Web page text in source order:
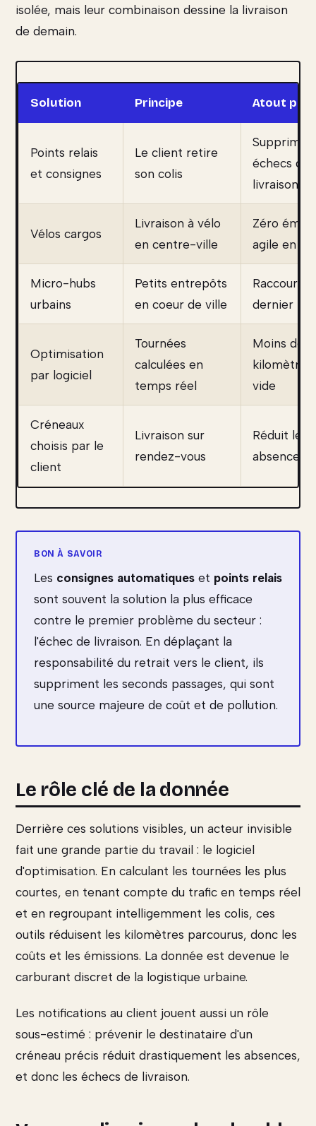
isolée, mais leur combinaison dessine la livraison
de demain.
Solution Principe Atout
Points relais
et consignes
Le client retire
son colis
Supprime
échecs de
livraison
Vélos cargos
Livraison à vélo
en centre-ville
Zéro
agile en
Micro-hubs
urbains
Petits entrepôts
en coeur de ville
Raccourcit
dernier
Optimisation
par logiciel
Tournées
calculées en
temps réel
Moins de
kilomètres
vide
Créneaux
choisis par le
client
Livraison sur
rendez-vous
Réduit les
absences
Les consignes automatiques et points relais
sont souvent la solution la plus efficace
contre le premier problème du secteur :
l'échec de livraison. En déplaçant la
responsabilité du retrait vers le client, ils
suppriment les seconds passages, qui sont
une source majeure de coût et de pollution.
Le rôle clé de la donnée
Derrière ces solutions visibles, un acteur invisible
fait une grande partie du travail : le logiciel
d'optimisation. En calculant les tournées les plus
courtes, en tenant compte du trafic en temps réel
et en regroupant intelligemment les colis, ces
outils réduisent les kilomètres parcourus, donc les
coûts et les émissions. La donnée est devenue le
carburant discret de la logistique urbaine.
Les notifications au client jouent aussi un rôle
sous-estimé : prévenir le destinataire d'un
créneau précis réduit drastiquement les absences,
et donc les échecs de livraison.